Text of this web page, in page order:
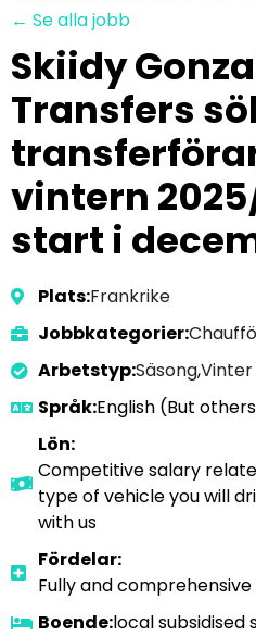
← Se alla jobb
Skiidy
Transfers
vintern
start i
Plats:Frankrike
Jobbkategorier:
Arbetstyp:Säsong,Vinter
Språk:English (But
Lön:
Competitive salary
type of vehicle you will
with us
Fördelar:
Fully and
Boende:local